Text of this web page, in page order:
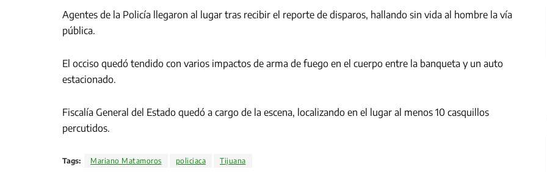
Agentes de la Policía llegaron al lugar tras recibir el reporte de disparos, hallando sin vida al hombre la vía
pública.
El occiso quedó tendido con varios impactos de arma de fuego en el cuerpo entre la banqueta y un auto
estacionado.
Fiscalía General del Estado quedó a cargo de la escena, localizando en el lugar al menos 10 casquillos
percutidos.
Tags: Mariano Matamoros policiaca Tijuana